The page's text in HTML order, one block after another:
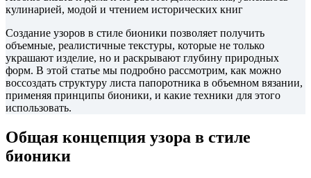
кулинарией, модой и чтением исторических книг
Создание узоров в стиле бионики позволяет получить
объемные, реалистичные текстуры, которые не только
украшают изделие, но и раскрывают глубину природных
форм. В этой статье мы подробно рассмотрим, как можно
воссоздать структуру листа папоротника в объемном вязании,
применяя принципы бионики, и какие техники для этого
использовать.
Общая концепция узора в стиле
бионики